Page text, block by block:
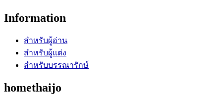
Information
สำหรับผู้อ่าน
สำหรับผู้แต่ง
สำหรับบรรณารักษ์
homethaijo